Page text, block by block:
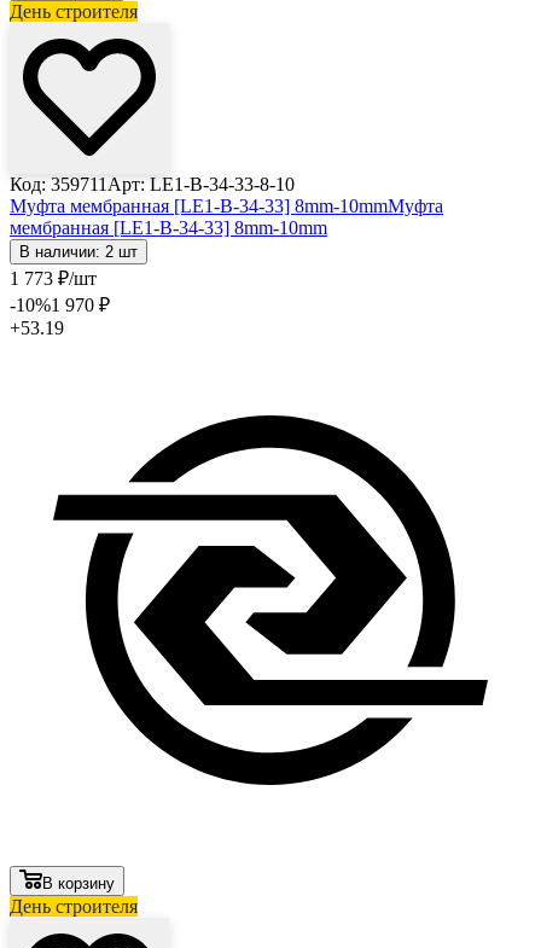
День строителя
Код: 359711 Арт: LE1-B-34-33-8-10
Муфта мембранная [LE1-B-34-33] 8mm-10mmМуфта
мембранная [LE1-B-34-33] 8mm-10mm
В наличии: 2 шт
1 773 ₽/шт
-10%1 970 ₽
+53.19
В корзину
День строителя